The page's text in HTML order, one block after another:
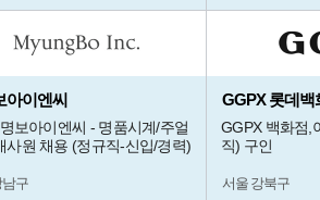
아이엔씨
보아이엔씨 - 명품시계/주얼
사원 채용 (정규직-신입/경력)
구
GGPX 롯데백
GGPX 백화점,
직) 구인
서울 강북구